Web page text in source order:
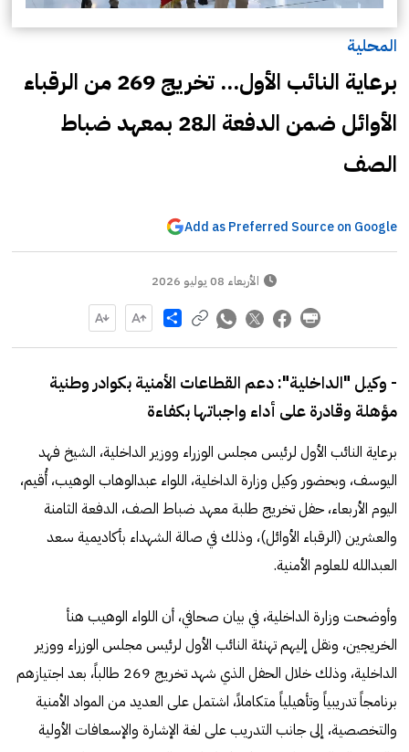
المحلية
برعاية النائب الأول... تخريج 269 من الرقباء
الأوائل ضمن الدفعة الـ28 بمعهد ضباط
الصف
Add as Preferred Source on Google
الأربعاء 08 يوليو 2026
Share
- وكيل "الداخلية": دعم القطاعات الأمنية بكوادر وطنية
مؤهلة وقادرة على أداء واجباتها بكفاءة
برعاية النائب الأول لرئيس مجلس الوزراء ووزير الداخلية، الشيخ فهد
اليوسف، وبحضور وكيل وزارة الداخلية، اللواء عبدالوهاب الوهيب، أُقيم،
اليوم الأربعاء، حفل تخريج طلبة معهد ضباط الصف، الدفعة الثامنة
والعشرين (الرقباء الأوائل)، وذلك في صالة الشهداء بأكاديمية سعد
العبدالله للعلوم الأمنية.
وأوضحت وزارة الداخلية، في بيان صحافي، أن اللواء الوهيب هنأ
الخريجين، ونقل إليهم تهنئة النائب الأول لرئيس مجلس الوزراء ووزير
الداخلية، وذلك خلال الحفل الذي شهد تخريج 269 طالباً، بعد اجتيازهم
برنامجاً تدريبياً وتأهيلياً متكاملاً، اشتمل على العديد من المواد الأمنية
والتخصصية، إلى جانب التدريب على لغة الإشارة والإسعافات الأولية